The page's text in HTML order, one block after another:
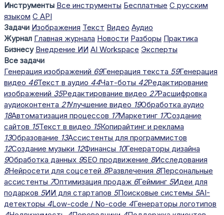
Инструменты Все инструменты Бесплатные С русским
языком С API
Задачи Изображения Текст Видео Аудио
Журнал Главная журнала Новости Разборы Практика
Бизнесу Внедрение ИИ AI Workspace Эксперты
Все задачи
Генерация изображений 69Генерация текста 59Генерация
видео 46Текст в аудио 44Чат-боты 42Редактирование
изображений 35Редактирование видео 27Расшифровка
аудиоконтента 21Улучшение видео 19Обработка аудио
18Автоматизация процессов 17Маркетинг 17Создание
сайтов 15Текст в видео 15Копирайтинг и реклама
13Образование 13Ассистенты для программистов
12Создание музыки 12Финансы 10Генераторы дизайна
9Обработка данных 9SEO продвижение 8Исследования
8Нейросети для соцсетей 8Развлечения 8Персональные
ассистенты 7Оптимизация продаж 6Гейминг 5Идеи для
подарков 5ИИ для стартапов 5Поисковые системы 5AI-
детекторы 4Low-code / No-code 4Генераторы логотипов